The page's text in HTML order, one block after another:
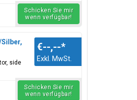
Schicken Sie mir
wenn verfügbar!
side
€--,--*
Exkl. MwSt.
Schicken Sie mir
wenn verfügbar!